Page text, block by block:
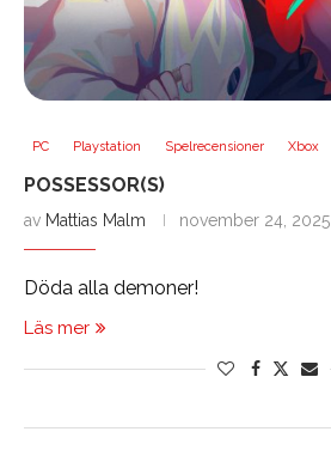
PC Playstation Spelrecensioner Xbox
POSSESSOR(S)
av Mattias Malm november 24, 2025
Döda alla demoner!
Läs mer